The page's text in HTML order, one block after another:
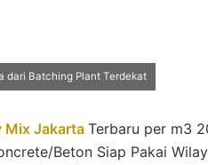
dari Batching Plant Terdekat
Mix JakartaTerbaru per m3
Beton Siap Pakai